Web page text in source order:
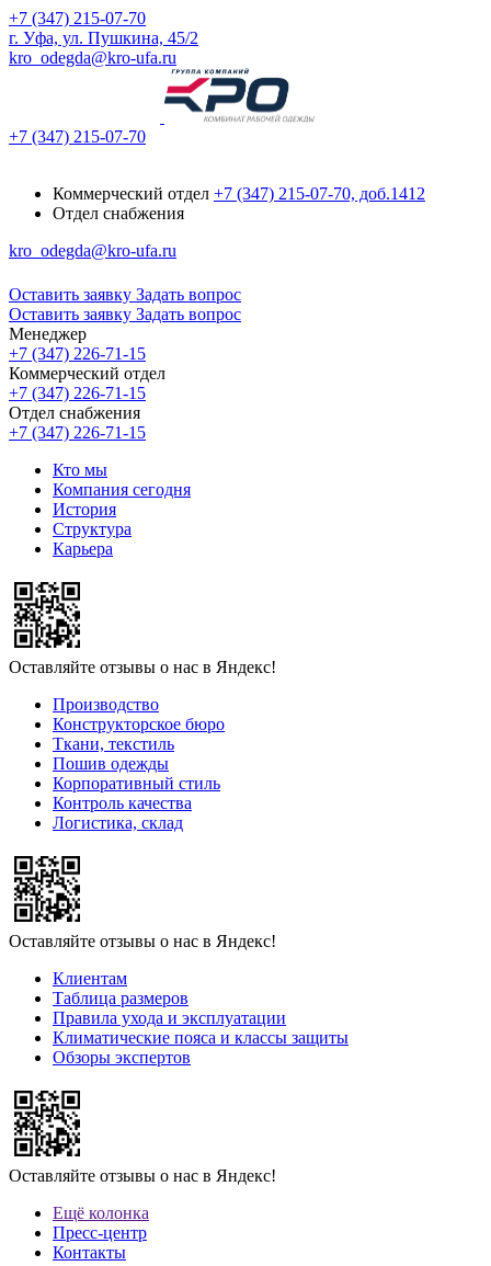
+7 (347) 215-07-70
г. Уфа, ул. Пушкина, 45/2
kro_odegda@kro-ufa.ru
+7 (347) 215-07-70
Коммерческий отдел +7 (347) 215-07-70, доб.1412
Отдел снабжения
kro_odegda@kro-ufa.ru
Оставить заявку Задать вопрос
Оставить заявку Задать вопрос
Менеджер
+7 (347) 226-71-15
Коммерческий отдел
+7 (347) 226-71-15
Отдел снабжения
+7 (347) 226-71-15
Кто мы
Компания сегодня
История
Структура
Карьера
Оставляйте отзывы о нас в Яндекс!
Производство
Конструкторское бюро
Ткани, текстиль
Пошив одежды
Корпоративный стиль
Контроль качества
Логистика, склад
Оставляйте отзывы о нас в Яндекс!
Клиентам
Таблица размеров
Правила ухода и эксплуатации
Климатические пояса и классы защиты
Обзоры экспертов
Оставляйте отзывы о нас в Яндекс!
Ещё колонка
Пресс-центр
Контакты